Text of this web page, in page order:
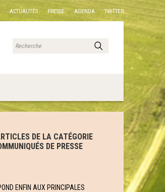
ACTUALITÉS PRESSE AGENDA TWITTER
DE LA CATÉGORIE
DE PRESSE
ENFIN AUX PRINCIPALES